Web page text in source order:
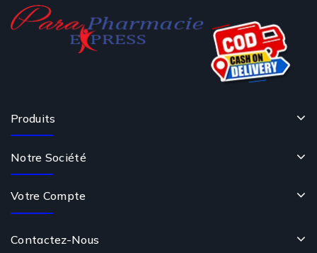
Produits
Notre Société
Votre Compte
Contactez-Nous